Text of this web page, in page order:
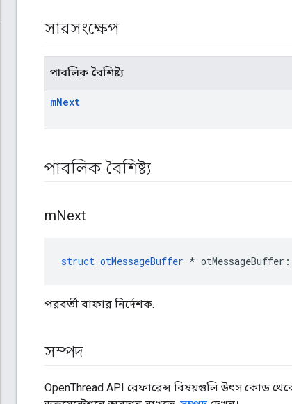
সারসংক্ষেপ
পাবলিক বৈশিষ্ট্য
mNext
পাবলিক বৈশিষ্ট্য
mNext
struct otMessageBuffer * otMessageBuffer
পরবর্তী বাফার নির্দেশক.
সম্পদ
OpenThread API রেফারেন্স বিষয়গুলি উৎস কোড